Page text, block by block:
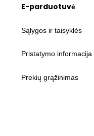
E-parduotuvė
Sąlygos ir taisyklės
Pristatymo informacija
Prekių grąžinimas